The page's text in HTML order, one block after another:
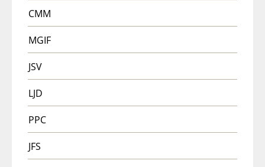
CMM
MGIF
JSV
LJD
PPC
JFS